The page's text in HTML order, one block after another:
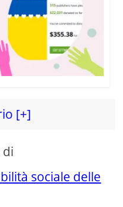
[+]
sociale delle